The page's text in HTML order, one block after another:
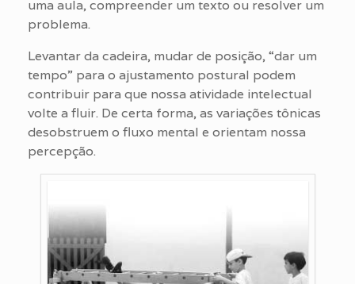
uma aula, compreender um texto ou resolver um
problema.
Levantar da cadeira, mudar de posição, “dar um
tempo” para o ajustamento postural podem
contribuir para que nossa atividade intelectual
volte a fluir. De certa forma, as variações tônicas
desobstruem o fluxo mental e orientam nossa
percepção.